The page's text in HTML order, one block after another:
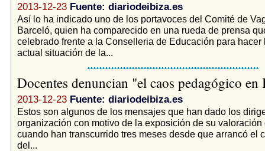
2013-12-23 Fuente: diariodeibiza.es
Así lo ha indicado uno de los portavoces del Comité de
Barceló, quien ha comparecido en una rueda de prensa
celebrado frente a la Conselleria de Educación para hacer
actual situación de la...
Docentes denuncian "el caos pedagógico en
2013-12-23 Fuente: diariodeibiza.es
Estos son algunos de los mensajes que han dado los
organización con motivo de la exposición de su valoración
cuando han transcurrido tres meses desde que arrancó el
del...